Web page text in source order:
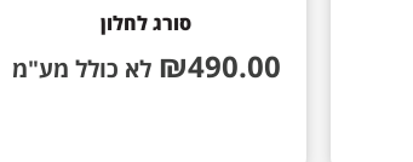
סורג לחלון
₪490.00 לא כולל מע"מ